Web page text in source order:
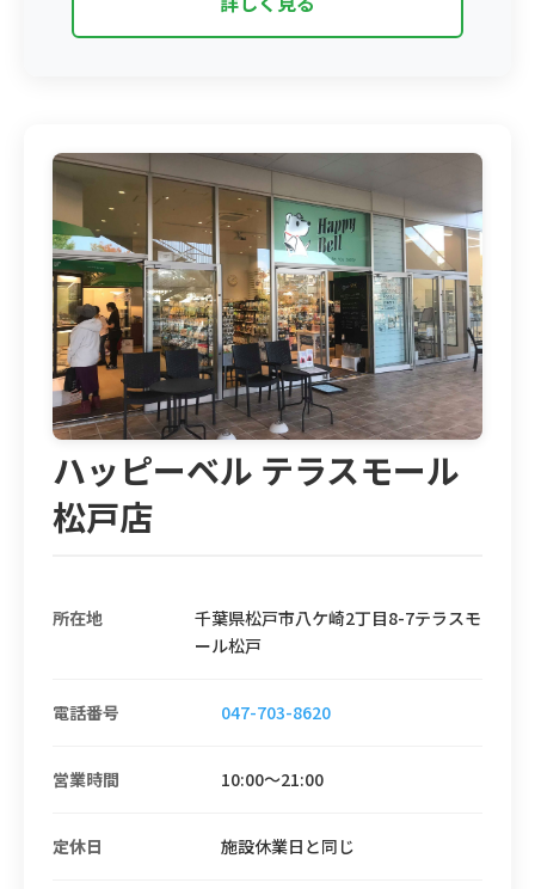
ハッピーベル テラスモール
松戸店
所在地
千葉県松戸市八ケ崎2丁目8-7テラスモ
ール松戸
電話番号 047-703-8620
営業時間 10:00～21:00
定休日 施設休業日と同じ